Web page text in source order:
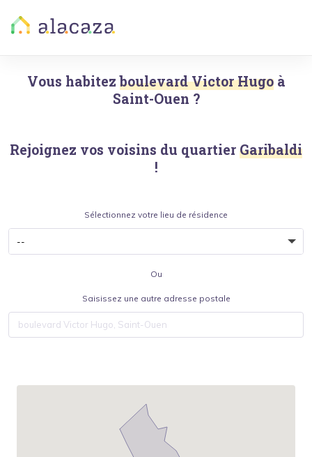
Vous habitez boulevard Victor Hugo à
Saint-Ouen ?
Rejoignez vos voisins du quartier Garibaldi
!
Sélectionnez votre lieu de résidence
Ou
Saisissez une autre adresse postale